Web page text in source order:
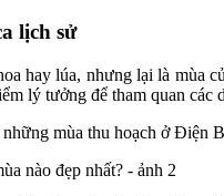
lịch sử
hay lúa, nhưng lại là mùa
lý tưởng để tham quan
mùa thu hoạch ở Điện